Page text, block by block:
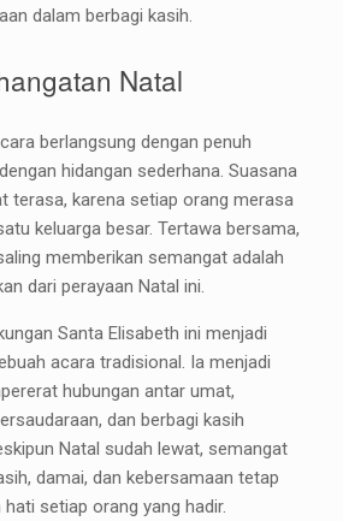
dalam berbagi kasih.
Natal
berlangsung dengan penuh
hidangan sederhana. Suasana
terasa, karena setiap orang merasa
keluarga besar. Tertawa bersama,
memberikan semangat adalah
dari perayaan Natal ini.
Santa Elisabeth ini menjadi
acara tradisional. Ia menjadi
hubungan antar umat,
dan berbagi kasih
Natal sudah lewat, semangat
damai, dan kebersamaan tetap
setiap orang yang hadir.